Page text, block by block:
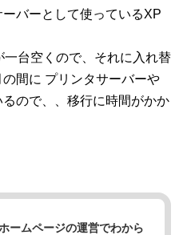
バーとして使っているXP
台空くので、それに入れ替
間に プリンタサーバーや
ので、、移行に時間がかか
ームページの運営でわから